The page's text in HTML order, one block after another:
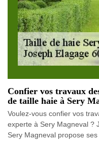
Confier vos travaux
de taille haie à Sery
Voulez-vous confier vos
experte à Sery Magneval ?
Sery Magneval propose